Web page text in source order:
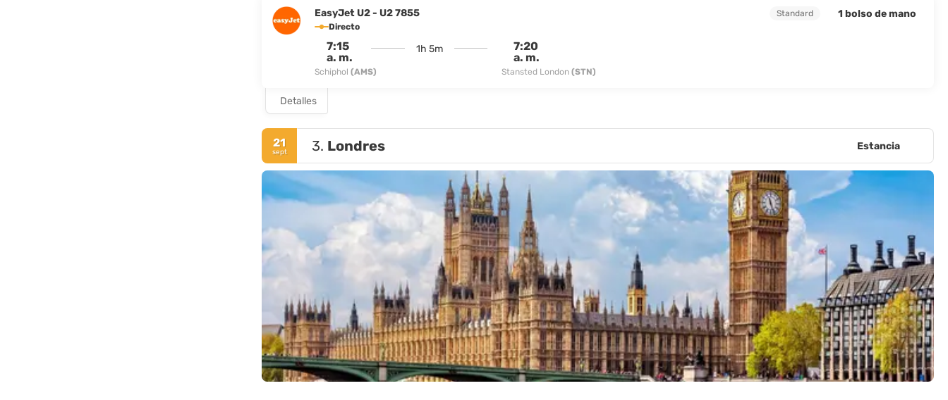
EasyJet U2 - U2 7855
Directo
7:15
a. m.
Schiphol (AMS)
1h 5m
7:20
a. m.
Stansted London (STN)
Standard 1 bolso de mano
Detalles
21
sept 3. Londres Estancia